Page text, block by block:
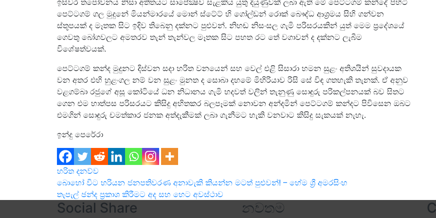
ඉසිවර තපෝවනය නිසා අතීතයට සාපේක්‍ෂව සැළකිය යුතු දියුණුවක් ලබා ඇති මේ පෙට්ටගම් කන්දේ පිහිටි
පෙට්ටගම් ගල මුදුනේ මියන්මාරයේ මොන් ස්ටේට් හි ගෝල්ඩන් රොක් බෞද්ධ ආශ්‍රමය සිහි ගන්වන
ස්තූපයක් ද මෑතක සිට ඉදිව තිබෙනු දක්නට පුළුවන්. නිහඬ නිසංසල ගැමි පරිසරයකින් යුත් මෙම ප්‍රදේශයේ
ගෙවතු බෝගවලට අමතරව තැන් තැන්වල මෑතක සිට පහත රට තේ වගාවන් ද දක්නට ලැබීම
විශේෂත්වයක්.
පෙට්ටගම් කන්ද මුදුනට දිස්වන සදා හරිත වනයෙන් සහ වෙල් එළි සිසාරා හමන සුළං අතිශයින් සුවදායක
වන අතර එහි හුළංගල නම් වන සුළං මුනත ද සොබා දහමේ මිහිරියාව රිසි සේ විඳ ගතහැකි තැනක්. ඒ අනුව
වළගම්බා රජුගේ අසූ කෝටියේ ධන නිධානය ගැමි හදවත් වලින් තැනුණු සොඳුරු පරිකල්පනයක් බව සිතට
ගෙන එම හාත්පස පරිසරයට කිසිදු අහිතකර බලපෑමක් නොවන අන්දමින් පෙට්ටගම් කන්දට පිවිසෙන ඔබට
එමගින් සොඳුරු චමත්කාර ජනක අත්දැකීමක් ලබා ගැනීමට හැකි වනවාට කිසිදු සැකයක් නැහැ.
ඉන්දු පෙරේරා
හරිත දනව්ව
Post
navigation
බොහෝ විට හරියන ජනපතිවරණ අනාවැකි කියන්න මටත් පුළුවන්! – හේම ශ්‍රී අමරසිංහ
තැපැල් ඡන්ද ප්‍රකාශ කිරීමට අද සහ හෙට අවස්ථාව
Social Share නවතම